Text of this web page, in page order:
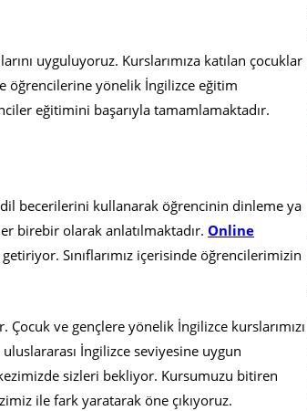
uyguluyoruz. Kurslarımıza katılan çocuklar
öğrencilerine yönelik İngilizce eğitim
eğitimini başarıyla tamamlamaktadır.
becerilerini kullanarak öğrencinin dinleme ya
birebir olarak anlatılmaktadır. Online
Sınıflarımız içerisinde öğrencilerimizin
ve gençlere yönelik İngilizce kurslarımızı
İngilizce seviyesine uygun
sizleri bekliyor. Kursumuzu bitiren
ile fark yaratarak öne çıkıyoruz.